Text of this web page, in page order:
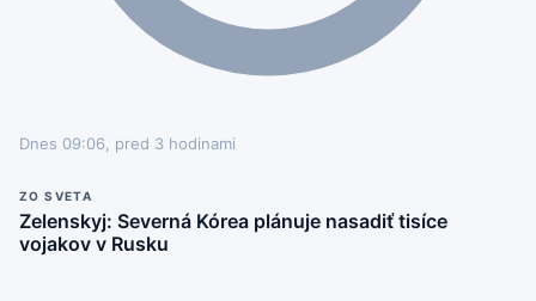
Dnes 09:06, pred 3 hodinami
ZO SVETA
Zelenskyj: Severná Kórea plánuje nasadiť tisíce
vojakov v Rusku